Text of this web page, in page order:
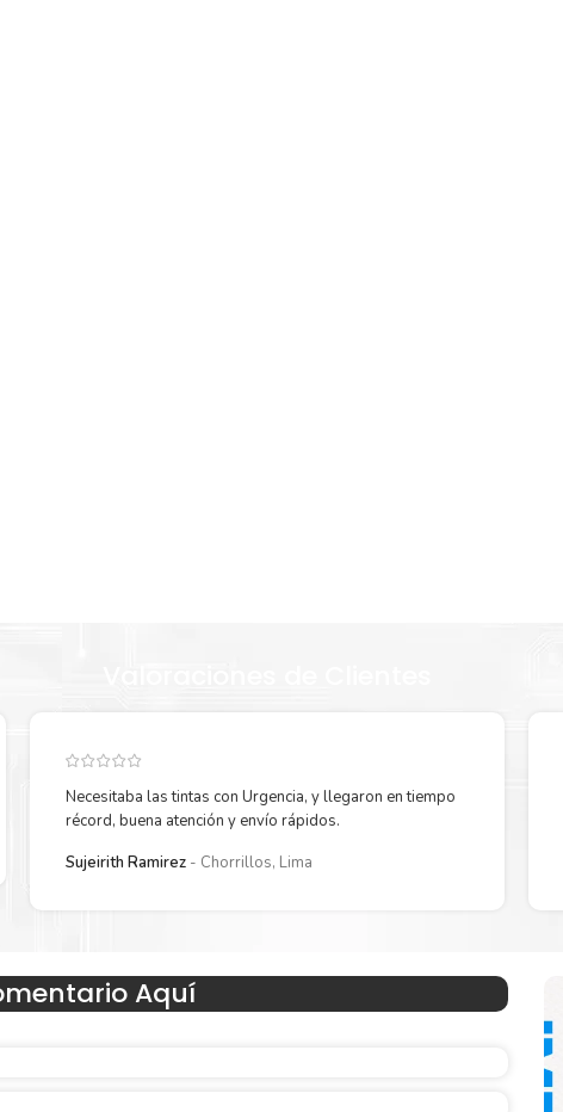
Necesitaba las tintas con Urgencia, y llegaron en tiempo
récord, buena atención y envío rápidos.
Sujeirith Ramirez
Chorrillos, Lima
Aquí